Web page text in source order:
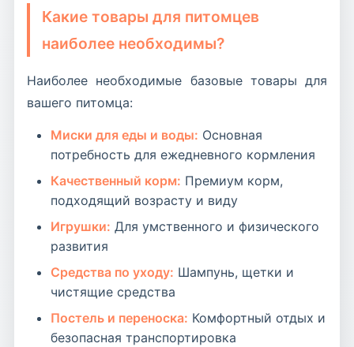
Какие товары для питомцев
наиболее необходимы?
Наиболее необходимые базовые товары для
вашего питомца:
Миски для еды и воды: Основная
потребность для ежедневного кормления
Качественный корм: Премиум корм,
подходящий возрасту и виду
Игрушки: Для умственного и физического
развития
Средства по уходу: Шампунь, щетки и
чистящие средства
Постель и переноска: Комфортный отдых и
безопасная транспортировка